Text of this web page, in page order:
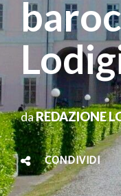
daREDAZIONE
CONDIVIDI